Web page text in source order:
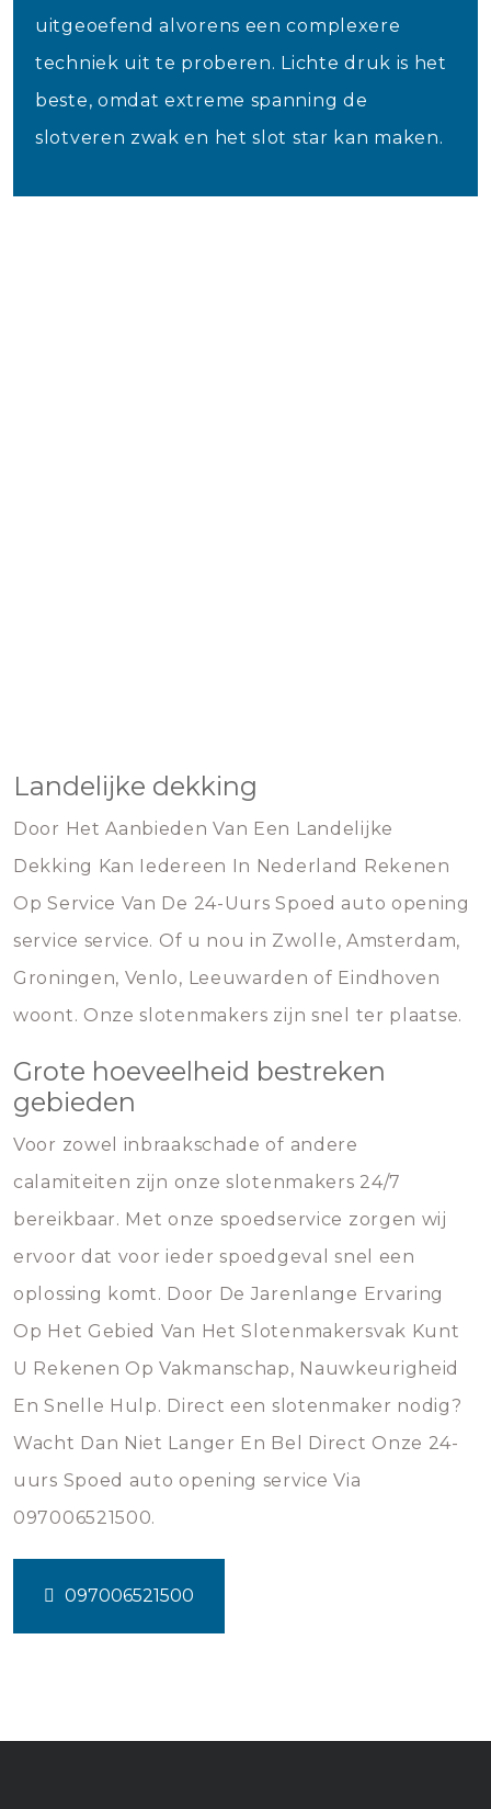
uitgeoefend alvorens een complexere
techniek uit te proberen. Lichte druk is het
beste, omdat extreme spanning de
slotveren zwak en het slot star kan maken.
Landelijke dekking
Door Het Aanbieden Van Een Landelijke
Dekking Kan Iedereen In Nederland Rekenen
Op Service Van De 24-Uurs Spoed auto opening
service service. Of u nou in Zwolle, Amsterdam,
Groningen, Venlo, Leeuwarden of Eindhoven
woont. Onze slotenmakers zijn snel ter plaatse.
Grote hoeveelheid bestreken
gebieden
Voor zowel inbraakschade of andere
calamiteiten zijn onze slotenmakers 24/7
bereikbaar. Met onze spoedservice zorgen wij
ervoor dat voor ieder spoedgeval snel een
oplossing komt. Door De Jarenlange Ervaring
Op Het Gebied Van Het Slotenmakersvak Kunt
U Rekenen Op Vakmanschap, Nauwkeurigheid
En Snelle Hulp. Direct een slotenmaker nodig?
Wacht Dan Niet Langer En Bel Direct Onze 24-
uurs Spoed auto opening service Via
097006521500.
097006521500